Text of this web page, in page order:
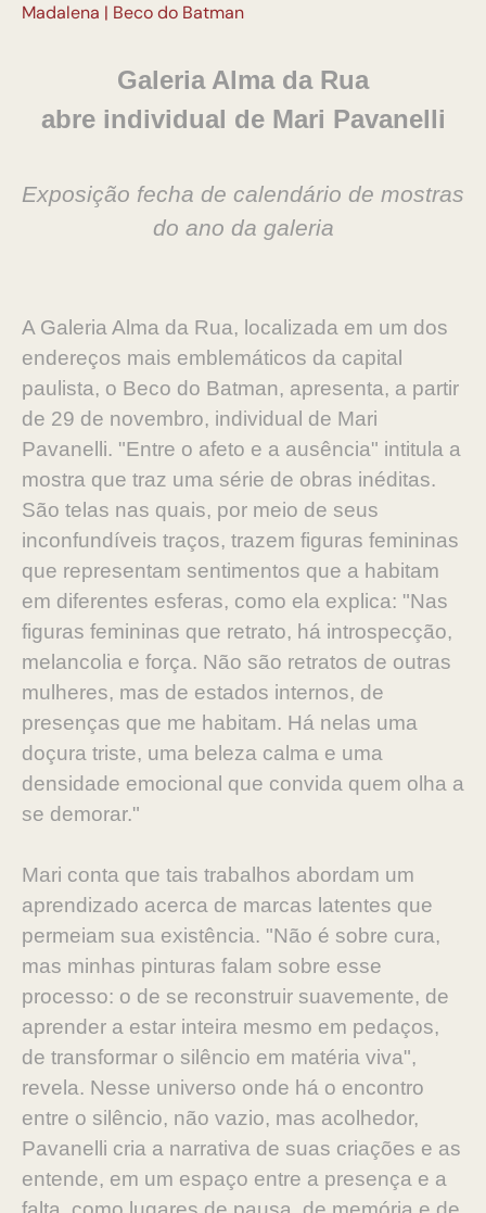
Madalena | Beco do Batman
Galeria Alma da Rua
abre individual de Mari Pavanelli
Exposição fecha de calendário de mostras
do ano da galeria
A Galeria Alma da Rua, localizada em um dos
endereços mais emblemáticos da capital
paulista, o Beco do Batman, apresenta, a partir
de 29 de novembro, individual de Mari
Pavanelli. "Entre o afeto e a ausência" intitula a
mostra que traz uma série de obras inéditas.
São telas nas quais, por meio de seus
inconfundíveis traços, trazem figuras femininas
que representam sentimentos que a habitam
em diferentes esferas, como ela explica: "Nas
figuras femininas que retrato, há introspecção,
melancolia e força. Não são retratos de outras
mulheres, mas de estados internos, de
presenças que me habitam. Há nelas uma
doçura triste, uma beleza calma e uma
densidade emocional que convida quem olha a
se demorar."
Mari conta que tais trabalhos abordam um
aprendizado acerca de marcas latentes que
permeiam sua existência. "Não é sobre cura,
mas minhas pinturas falam sobre esse
processo: o de se reconstruir suavemente, de
aprender a estar inteira mesmo em pedaços,
de transformar o silêncio em matéria viva",
revela. Nesse universo onde há o encontro
entre o silêncio, não vazio, mas acolhedor,
Pavanelli cria a narrativa de suas criações e as
entende, em um espaço entre a presença e a